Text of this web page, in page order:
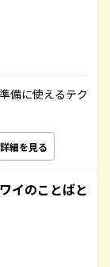
備に使えるテク
詳細を見る
イのことばと